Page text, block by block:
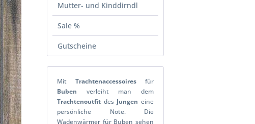
Mutter- und Kinddirndl
Sale %
Gutscheine
Mit Trachtenaccessoires für
Buben verleiht man dem
Trachtenoutfit des Jungen eine
persönliche Note. Die
Wadenwärmer für Buben sehen